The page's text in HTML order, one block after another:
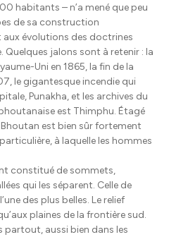
habitants – n’a mené que peu
de sa construction
évolutions des doctrines
jalons sont à retenir : la
Uni en 1865, la fin de la
le gigantesque incendie qui
Punakha, et les archives du
est Thimphu. Étagé
Bhoutan est bien sûr fortement
à laquelle les hommes
constitué de sommets,
qui les séparent. Celle de
des plus belles. Le relief
plaines de la frontière sud.
partout, aussi bien dans les